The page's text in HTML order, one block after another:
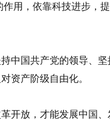
用，依靠科技进步，
中国共产党的领导、
资产阶级自由化。
开放，才能发展中国